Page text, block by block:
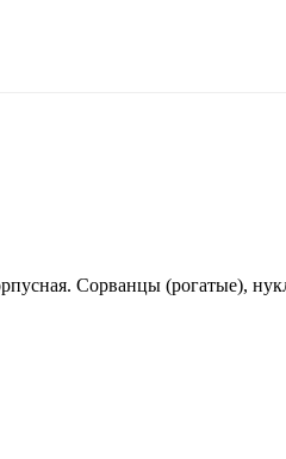
Сорванцы (рогатые),